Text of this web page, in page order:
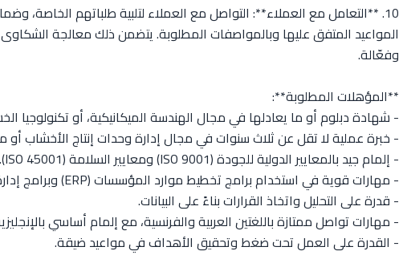
10. **التعامل مع العملاء**: التواصل مع العملاء لتلبية طلباتهم الخاصة،
المواعيد المتفق عليها وبالمواصفات المطلوبة. يتضمن ذلك معالجة
وفعّالة.
**المؤهلات المطلوبة**:
- شهادة دبلوم أو ما يعادلها في مجال الهندسة الميكانيكية، أو تكنولوجيا
- خبرة عملية لا تقل عن ثلاث سنوات في مجال إدارة وحدات إنتاج الأخشاب أو
- إلمام جيد بالمعايير الدولية للجودة (ISO 9001) ومعايير السلامة (ISO 45001).
- مهارات قوية في استخدام برامج تخطيط موارد المؤسسات (ERP) وبرامج إدارة المخزون.
- قدرة على التحليل واتخاذ القرارات بناءً على البيانات.
- مهارات تواصل ممتازة باللغتين العربية والفرنسية، مع إلمام أساسي
- القدرة على العمل تحت ضغط وتحقيق الأهداف في مواعيد ضيقة.